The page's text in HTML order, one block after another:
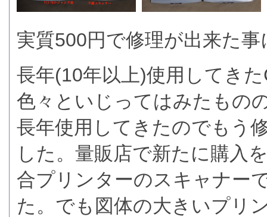
実質500円で修理が出来た
長年(10年以上)使用してき
色々といじってはみたもの
長年使用してきたのでもう
した。量販店で新たに購入
合プリンターのスキャナー
た。でも図体の大きいプリ